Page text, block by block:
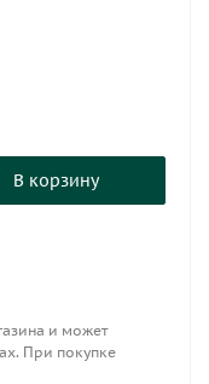
В корзину
и может
При покупке